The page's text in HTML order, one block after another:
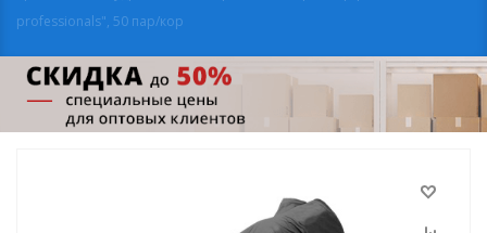
professionals", 50 пар/кор